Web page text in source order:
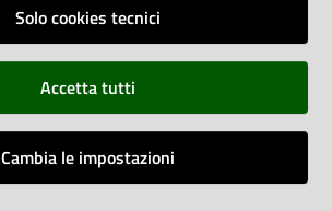
Solo cookies tecnici
Accetta tutti
Cambia le impostazioni